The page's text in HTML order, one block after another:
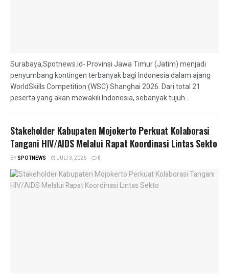
Surabaya,Spotnews.id- Provinsi Jawa Timur (Jatim) menjadi
penyumbang kontingen terbanyak bagi Indonesia dalam ajang
WorldSkills Competition (WSC) Shanghai 2026. Dari total 21
peserta yang akan mewakili Indonesia, sebanyak tujuh...
Stakeholder Kabupaten Mojokerto Perkuat Kolaborasi
Tangani HIV/AIDS Melalui Rapat Koordinasi Lintas Sekto
BYSPOTNEWS JULI 3, 2026 0